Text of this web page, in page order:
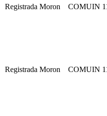
Registrada Moron COMUIN
Registrada Moron COMUIN